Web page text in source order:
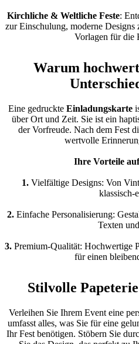
Kirchliche & Weltliche Feste:
zur Einschulung, moderne Designs
Vorlagen für die
Warum
Eine gedruckte Einladungskarte
über Ort und Zeit. Sie ist ein
der Vorfreude. Nach dem Fest
wertvolle
Ihre Vorteile
1. Vielfältige Designs: Von
klassisch-
2. Einfache Personalisierung:
Texten
3. Premium-Qualität: Hochwertige
für einen
Stilvolle
Verleihen Sie Ihrem Event eine
umfasst alles, was Sie für eine
Ihr Fest benötigen. Stöbern Sie